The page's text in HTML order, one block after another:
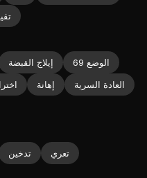
إيلاج القبضة
الوضع 69
إهانة
العادة السرية
تدخين
تعري